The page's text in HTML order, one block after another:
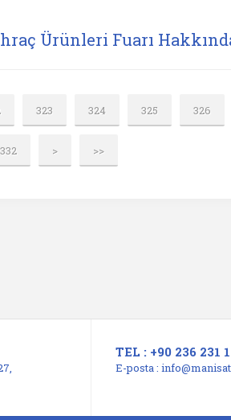
Ürünleri Fuarı
323 324 325 326
332 > >>
TEL : +90 236 231
E-posta :